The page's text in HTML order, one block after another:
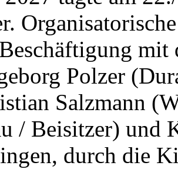
Polzer
Salzmann
/ Beisitzer) und
durch die